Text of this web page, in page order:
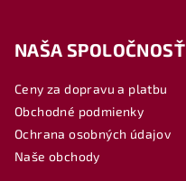
NAŠA SPOLOČNOSŤ
Ceny za dopravu a platbu
Obchodné podmienky
Ochrana osobných údajov
Naše obchody